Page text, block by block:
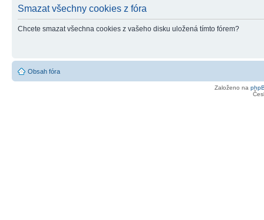
Smazat všechny cookies z fóra
Chcete smazat všechna cookies z vašeho disku uložená tímto fórem?
Obsah fóra
Založeno na